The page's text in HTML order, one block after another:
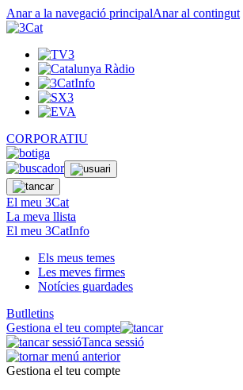
Anar a la navegació principalAnar al contingut
CORPORATIU
El meu 3Cat
La meva llista
El meu 3CatInfo
Els meus temes
Les meves firmes
Notícies guardades
Butlletins
Gestiona el teu compte
Tanca sessió
Gestiona el teu compte